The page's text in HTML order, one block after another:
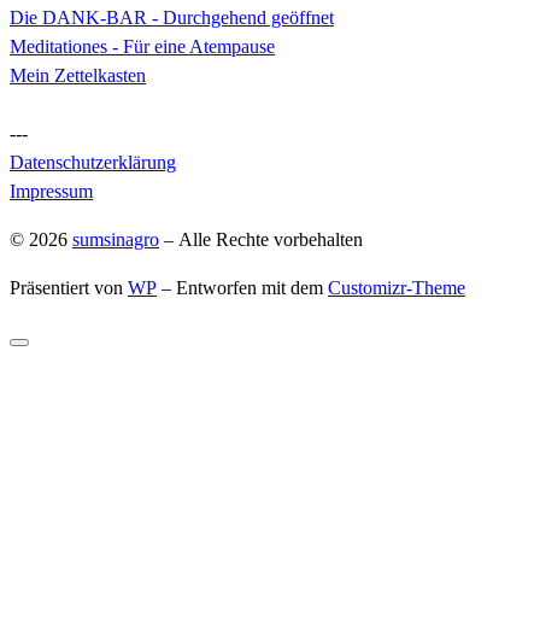
Die DANK-BAR - Durchgehend geöffnet
Meditationes - Für eine Atempause
Mein Zettelkasten
---
Datenschutzerklärung
Impressum
© 2026 sumsinagro – Alle Rechte vorbehalten
Präsentiert von WP – Entworfen mit dem Customizr-Theme